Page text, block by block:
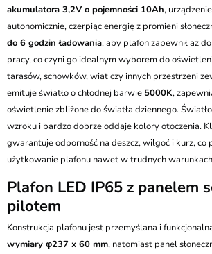
akumulatora 3,2V o pojemności 10Ah,
autonomicznie, czerpiąc energię z promieni
do 6 godzin ładowania, aby plafon zapewnił aż
pracy, co czyni go idealnym wyborem do
tarasów, schowków, wiat czy innych przestrzeni
emituje światło o chłodnej barwie 5000K,
oświetlenie zbliżone do światła dziennego.
wzroku i bardzo dobrze oddaje kolory otoczenia.
gwarantuje odporność na deszcz, wilgoć i kurz, co
użytkowanie plafonu nawet w trudnych
Plafon LED IP65 z panelem
pilotem
Konstrukcja plafonu jest przemyślana i
wymiary φ237 x 60 mm, natomiast panel